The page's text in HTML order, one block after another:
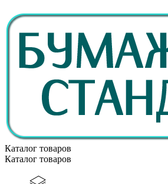
Каталог товаров
Каталог товаров